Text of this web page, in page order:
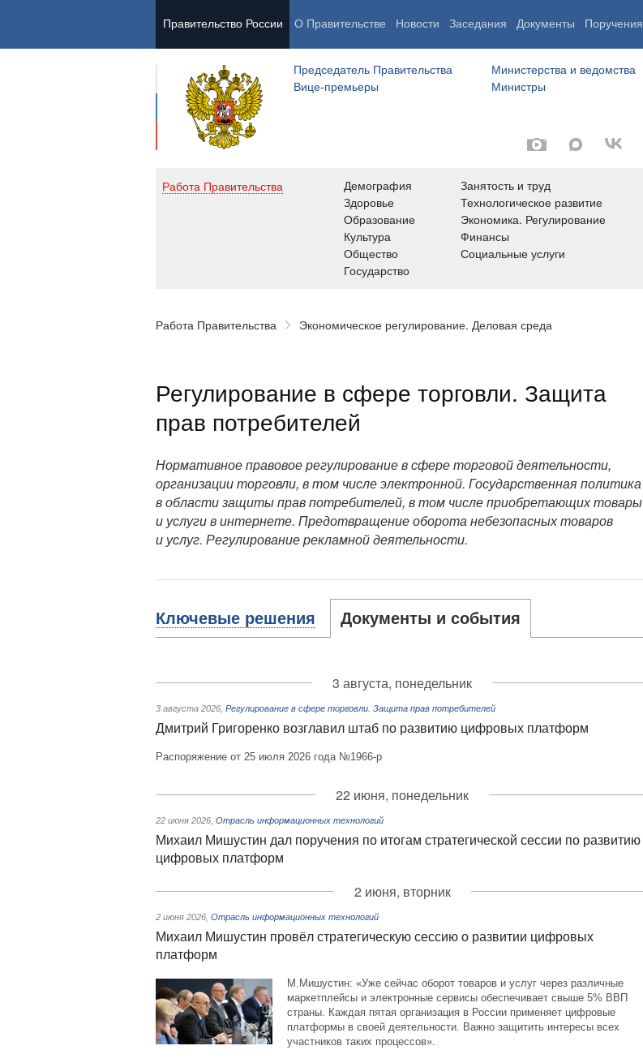
Правительство России О Правительстве Новости Заседания Документы Поручения
Председатель Правительства
Вице-премьеры
Министерства и ведомства
Министры
Работа Правительства
Демография
Здоровье
Образование
Культура
Общество
Государство
Занятость и труд
Технологическое развитие
Экономика. Регулирование
Финансы
Социальные услуги
Работа Правительства Экономическое регулирование. Деловая среда
Регулирование в сфере торговли. Защита
прав потребителей
Нормативное правовое регулирование в сфере торговой деятельности,
организации торговли, в том числе электронной. Государственная политика
в области защиты прав потребителей, в том числе приобретающих товары
и услуги в интернете. Предотвращение оборота небезопасных товаров
и услуг. Регулирование рекламной деятельности.
Ключевые решения Документы и события
3 августа, понедельник
3 августа 2026 Регулирование в сфере торговли. Защита прав потребителей
Дмитрий Григоренко возглавил штаб по развитию цифровых платформ
Распоряжение от 25 июля 2026 года №1966-р
22 июня, понедельник
22 июня 2026 Отрасль информационных технологий
Михаил Мишустин дал поручения по итогам стратегической сессии по развитию
цифровых платформ
2 июня, вторник
2 июня 2026 Отрасль информационных технологий
Михаил Мишустин провёл стратегическую сессию о развитии цифровых
платформ
М.Мишустин: «Уже сейчас оборот товаров и услуг через различные
маркетплейсы и электронные сервисы обеспечивает свыше 5% ВВП
страны. Каждая пятая организация в России применяет цифровые
платформы в своей деятельности. Важно защитить интересы всех
участников таких процессов».